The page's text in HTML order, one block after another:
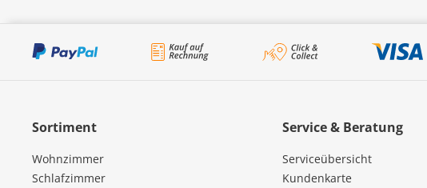
Sortiment
Wohnzimmer
Schlafzimmer
Service & Beratung
Serviceübersicht
Kundenkarte